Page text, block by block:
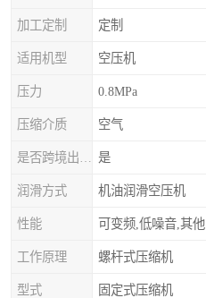
加工定制 定制
适用机型 空压机
压力 0.8MPa
压缩介质 空气
是
润滑方式 机油润滑空压机
性能 可变频,低噪音,其他
工作原理 螺杆式压缩机
型式 固定式压缩机